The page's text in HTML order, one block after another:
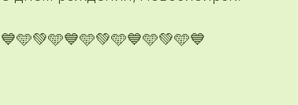
💙🩵💚🩵💙🩵💚🩵💙🩵💚🩵💙